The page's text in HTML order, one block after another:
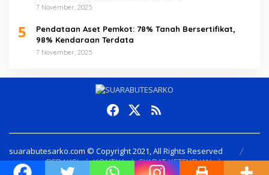
7 November, 2025
5
Pendataan Aset Pemkot: 78% Tanah Bersertifikat,
98% Kendaraan Terdata
7 November, 2025
suarabutesarko.com © Copyright 2021, All Rights Reserved
REDAKSI KONTAK
SYARAT KETENTUAN
Pedoman Media Siber
Info Iklan